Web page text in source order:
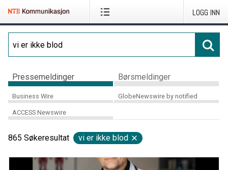
LOGG INN
Pressemeldinger Børsmeldinger
Business Wire GlobeNewswire by notified
ACCESS Newswire
865 Søkeresultat vi er ikke blod